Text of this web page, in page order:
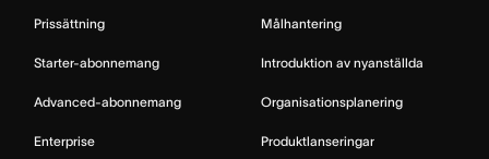
Prissättning
Starter-abonnemang
Advanced-abonnemang
Enterprise
Målhantering
Introduktion av nyanställda
Organisationsplanering
Produktlanseringar